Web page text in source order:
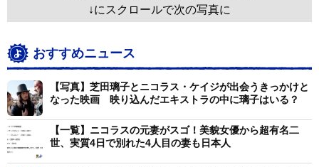
↓にスクロールで次の写真に
おすすめニュース
【写真】芝田璃子とニコラス・ケイジが出会うきっかけと
なった映画 映り込んだエキストラの中に璃子はいる？
【一覧】ニコラスの元妻がスゴ！美貌女優から超有名二
世、実質4日で別れた4人目の妻も日本人